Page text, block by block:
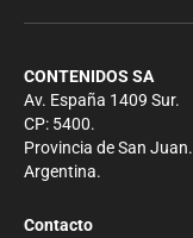
CONTENIDOS SA
Av. España 1409 Sur.
CP: 5400.
Provincia de San Juan.
Argentina.
Contacto